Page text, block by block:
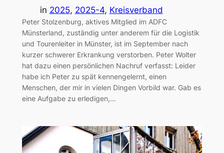
in 2025, 2025-4, Kreisverband
Peter Stolzenburg, aktives Mitglied im ADFC
Münsterland, zuständig unter anderem für die Logistik
und Tourenleiter in Münster, ist im September nach
kurzer schwerer Erkrankung verstorben. Peter Wolter
hat dazu einen persönlichen Nachruf verfasst: Leider
habe ich Peter zu spät kennengelernt, einen
Menschen, der mir in vielen Dingen Vorbild war. Gab es
eine Aufgabe zu erledigen,…